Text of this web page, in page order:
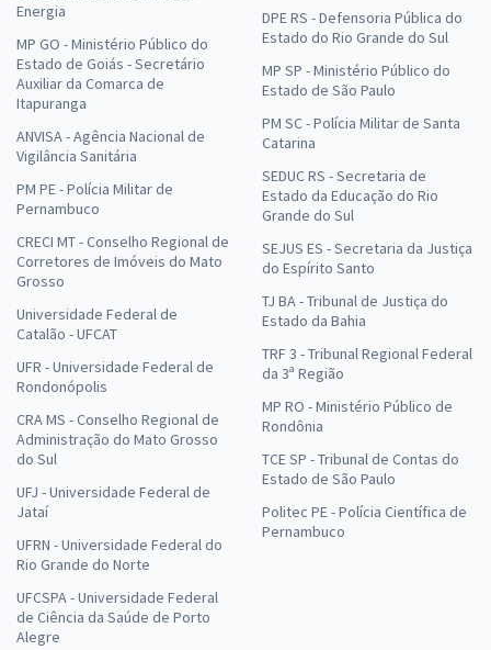
Energia
MP GO - Ministério Público do
Estado de Goiás - Secretário
Auxiliar da Comarca de
Itapuranga
ANVISA - Agência Nacional de
Vigilância Sanitária
PM PE - Polícia Militar de
Pernambuco
CRECI MT - Conselho Regional de
Corretores de Imóveis do Mato
Grosso
Universidade Federal de
Catalão - UFCAT
UFR - Universidade Federal de
Rondonópolis
CRA MS - Conselho Regional de
Administração do Mato Grosso
do Sul
UFJ - Universidade Federal de
Jataí
UFRN - Universidade Federal do
Rio Grande do Norte
UFCSPA - Universidade Federal
de Ciência da Saúde de Porto
Alegre
DPE RS - Defensoria Pública do
Estado do Rio Grande do Sul
MP SP - Ministério Público do
Estado de São Paulo
PM SC - Polícia Militar de Santa
Catarina
SEDUC RS - Secretaria de
Estado da Educação do Rio
Grande do Sul
SEJUS ES - Secretaria da Justiça
do Espírito Santo
TJ BA - Tribunal de Justiça do
Estado da Bahia
TRF 3 - Tribunal Regional Federal
da 3ª Região
MP RO - Ministério Público de
Rondônia
TCE SP - Tribunal de Contas do
Estado de São Paulo
Politec PE - Polícia Científica de
Pernambuco